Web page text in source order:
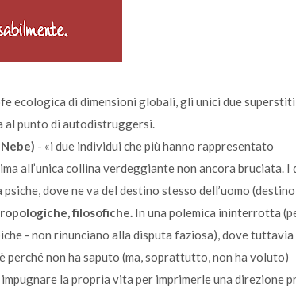
ecologica di dimensioni globali, gli unici due superstiti
al punto di autodistruggersi.
- «i due individui che più hanno rappresentato
all’unica collina verdeggiante non ancora bruciata. I
dove ne va del destino stesso dell’uomo
filosofiche. In una polemica ininterrotta
- non rinunciano alla disputa faziosa), dove tuttavia
non ha saputo (ma, soprattutto, non ha voluto)
la propria vita per imprimerle una direzione